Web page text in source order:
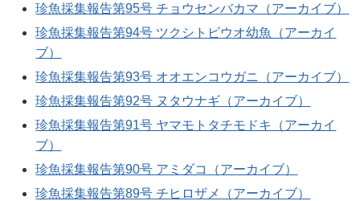
珍魚採集報告第95号 チョウセンバカマ（アーカイブ）
珍魚採集報告第94号 ツクシトビウオ幼魚（アーカイ
ブ）
珍魚採集報告第93号 オオエンコウガニ（アーカイブ）
珍魚採集報告第92号 ヌタウナギ（アーカイブ）
珍魚採集報告第91号 ヤマモトタチモドキ（アーカイ
ブ）
珍魚採集報告第90号 アミダコ（アーカイブ）
珍魚採集報告第89号 チヒロザメ（アーカイブ）